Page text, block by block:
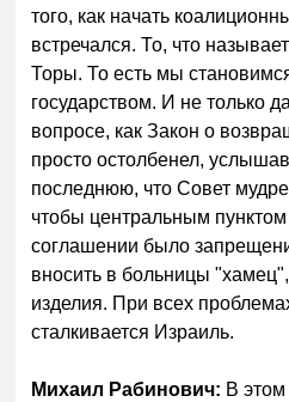
того, как начать
встречался. То, что
Торы. То есть мы
государством. И не только
вопросе, как Закон о
просто остолбенел,
последнюю, что Совет
чтобы центральным
соглашении было
вносить в больницы
изделия. При всех
сталкивается Израиль.
Михаил Рабинович: В этом